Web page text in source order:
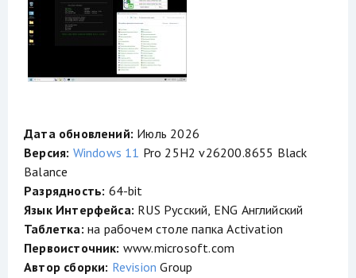
Дата обновлений: Июль 2026
Версия: Windows 11 Pro 25H2 v26200.8655 Black
Balance
Разрядность: 64-bit
Язык Интерфейса: RUS Русский, ENG Английский
Таблетка: на рабочем столе папка Activation
Первоисточник: www.microsoft.com
Автор сборки: Revision Group